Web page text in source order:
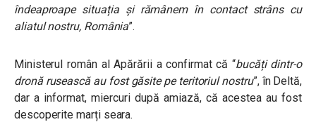
îndeaproape situația și rămânem în contact strâns cu
aliatul nostru, România”.
Ministerul român al Apărării a confirmat că “bucăți dintr-o
dronă rusească au fost găsite pe teritoriul nostru”, în Deltă,
dar a informat, miercuri după amiază, că acestea au fost
descoperite marți seara.